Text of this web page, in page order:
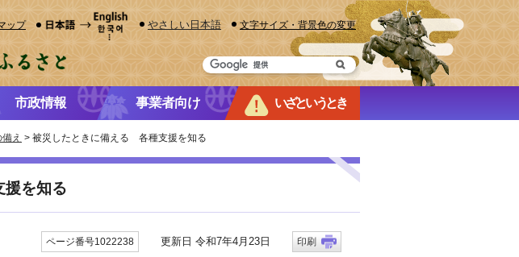
ップ やさしい日本語 文字サイズ・背景色の変更
市政情報 事業者向け いざというとき
え > 被災したときに備える 各種支援を知る
を知る
ページ番号1022238 更新日 令和7年4月23日 印刷